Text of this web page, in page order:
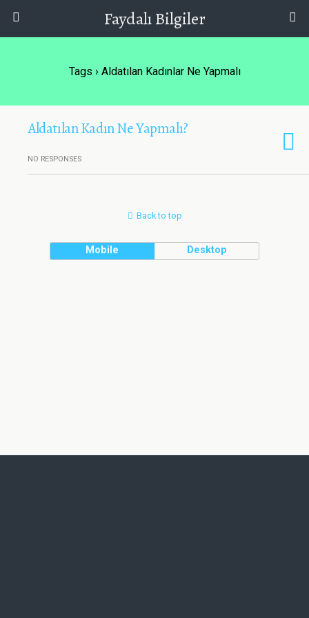
Faydalı Bilgiler
Tags › Aldatılan Kadınlar Ne Yapmalı
Aldatılan Kadın Ne Yapmalı?
NO RESPONSES
Back to top
Mobile Desktop